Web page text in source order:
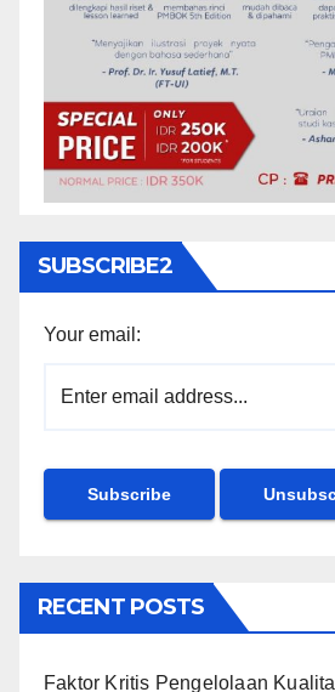
SUBSCRIBE2
Your email:
RECENT POSTS
Faktor Kritis Pengelolaan